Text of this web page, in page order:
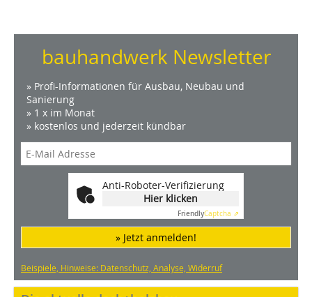
bauhandwerk Newsletter
» Profi-Informationen für Ausbau, Neubau und
Sanierung
» 1 x im Monat
» kostenlos und jederzeit kündbar
Anti-Roboter-Verifizierung
Hier klicken
FriendlyCaptcha ⇗
» Jetzt anmelden!
Beispiele, Hinweise: Datenschutz, Analyse, Widerruf